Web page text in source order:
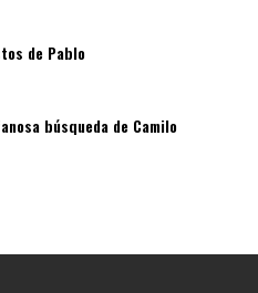
de Pablo
búsqueda de Camilo